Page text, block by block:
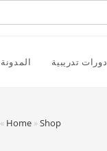
دورات تدريبية المدونة
Home »Shop
»